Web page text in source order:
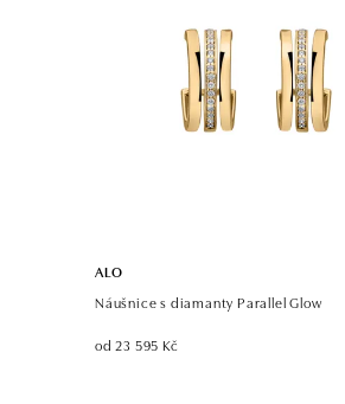
ALO
Náušnice s diamanty Parallel Glow
od 23 595 Kč